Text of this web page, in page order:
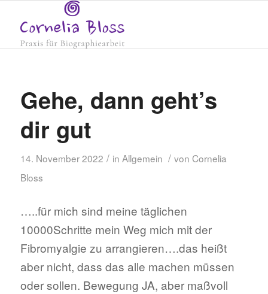
Gehe, dann geht’s
dir gut
14. November 2022 / in Allgemein / von Cornelia
Bloss
…..für mich sind meine täglichen
10000Schritte mein Weg mich mit der
Fibromyalgie zu arrangieren….das heißt
aber nicht, dass das alle machen müssen
oder sollen. Bewegung JA, aber maßvoll